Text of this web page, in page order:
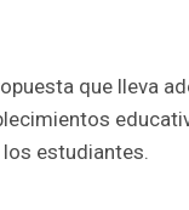
que lleva
estudiantes.